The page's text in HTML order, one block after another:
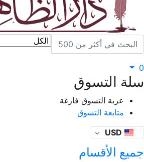
0
سلة التسوق
عربة التسوق فارغة
متابعة التسوق
USD
جميع الأقسام